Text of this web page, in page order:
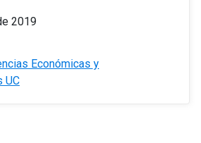
2019
Económicas y
UC